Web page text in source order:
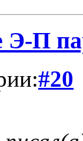
Э-П
#20